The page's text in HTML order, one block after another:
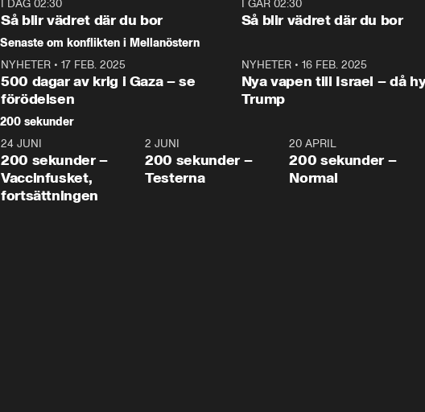
väljare till valet i höst.
I DAG 02:30
Så blir vädret där du bor
I GÅR 02:30
Så blir vädret där du bor
Senaste om konflikten i Mellanöstern
NYHETER • 17 FEB. 2025
500 dagar av krig i Gaza – se
förödelsen
NYHETER• 16 FEB. 2025
Nya vapen till Israel – då
Trump
200 sekunder
5:00
24 JUNI
200 sekunder –
Vaccinfusket,
fortsättningen
4:23
2 JUNI
200 sekunder –
Testerna
20 APRIL
200 sekunder –
Normal